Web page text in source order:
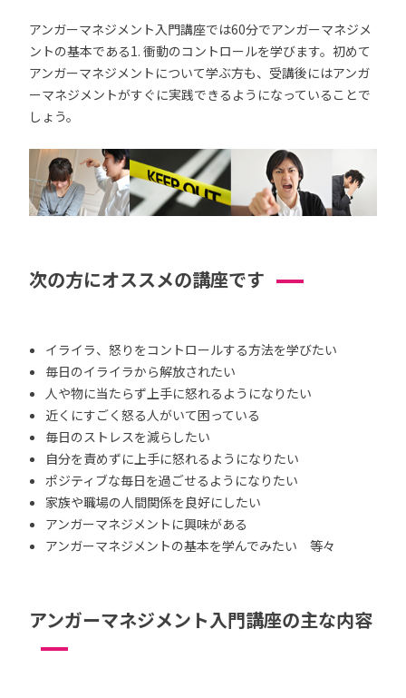
アンガーマネジメント入門講座では60分でアンガーマネジメ
ントの基本である1. 衝動のコントロールを学びます。初めて
アンガーマネジメントについて学ぶ方も、受講後にはアンガ
ーマネジメントがすぐに実践できるようになっていることで
しょう。
次の方にオススメの講座です
イライラ、怒りをコントロールする方法を学びたい
毎日のイライラから解放されたい
人や物に当たらず上手に怒れるようになりたい
近くにすごく怒る人がいて困っている
毎日のストレスを減らしたい
自分を責めずに上手に怒れるようになりたい
ポジティブな毎日を過ごせるようになりたい
家族や職場の人間関係を良好にしたい
アンガーマネジメントに興味がある
アンガーマネジメントの基本を学んでみたい 等々
アンガーマネジメント入門講座の主な内容